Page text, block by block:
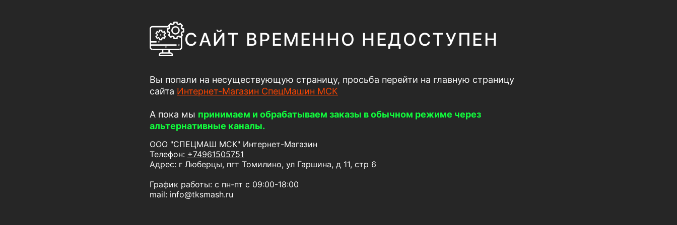
САЙТ ВРЕМЕННО НЕДОСТУПЕН
Вы попали на несуществующую страницу, просьба перейти на главную страницу
сайта Интернет-Магазин СпецМашин МСК
А пока мы принимаем и обрабатываем заказы в обычном режиме через
альтернативные каналы.
ООО "СПЕЦМАШ МСК" Интернет-Магазин
Телефон: +74961505751
Адрес: г Люберцы, пгт Томилино, ул Гаршина, д 11, стр 6
График работы: с пн-пт с 09:00-18:00
mail: info@tksmash.ru